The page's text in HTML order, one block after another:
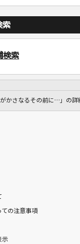
索
検索
がかさなるその前に…」の詳
の注意事項
示